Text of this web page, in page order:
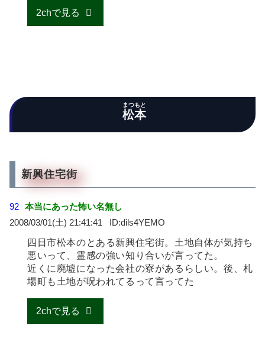
2chで見る
松本
まつもと
新興住宅街
92 本当にあった怖い名無し
2008/03/01(土) 21:41:41
dils4YEMO
四日市松本のとある新興住宅街。土地自体が気持ち
悪いって、霊感の強い知り合いが言ってた。
近くに廃墟になった会社の寮があるらしい。後、札
場町も土地が呪われてるって言ってた
2chで見る